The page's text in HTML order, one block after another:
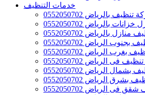
خدمات التنظيف
تنظيف بالرياض 0552050702
بالرياض 0552050702
بالرياض 0552050702
الرياض 0552050702
الرياض 0552050702
فى الرياض 0552050702
الرياض 0552050702
الرياض 0552050702
فى الرياض 0552050702